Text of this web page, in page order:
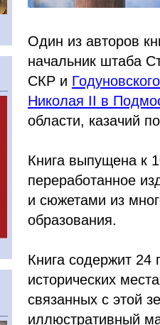
Один из авторов
начальник штаба
СКР и
Николая II в
области, казачий
Книга выпущена к
переработанное
и сюжетами из
образования.
Книга содержит 24
исторических
связанных с этой
иллюстративный